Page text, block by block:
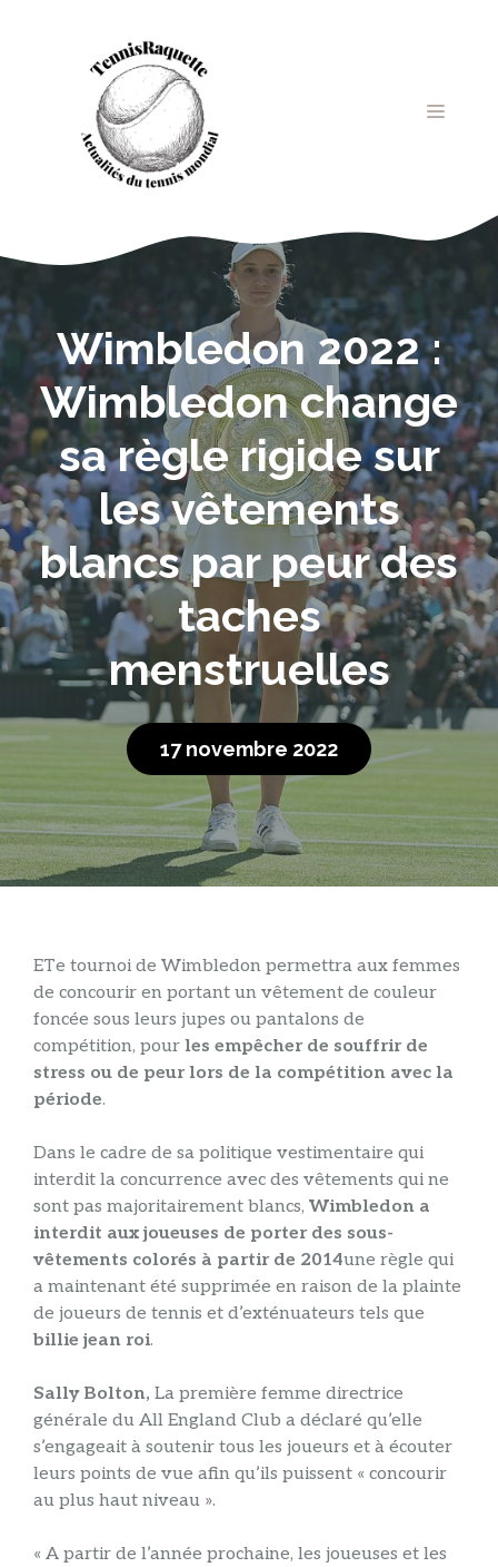
MENU
Wimbledon 2022 :
Wimbledon change
sa règle rigide sur
les vêtements
blancs par peur des
taches
menstruelles
17 novembre 2022
ETe tournoi de Wimbledon permettra aux femmes
de concourir en portant un vêtement de couleur
foncée sous leurs jupes ou pantalons de
compétition, pour les empêcher de souffrir de
stress ou de peur lors de la compétition avec la
période.
Dans le cadre de sa politique vestimentaire qui
interdit la concurrence avec des vêtements qui ne
sont pas majoritairement blancs, Wimbledon a
interdit aux joueuses de porter des sous-
vêtements colorés à partir de 2014une règle qui
a maintenant été supprimée en raison de la plainte
de joueurs de tennis et d’exténuateurs tels que
billie jean roi.
Sally Bolton, La première femme directrice
générale du All England Club a déclaré qu’elle
s’engageait à soutenir tous les joueurs et à écouter
leurs points de vue afin qu’ils puissent « concourir
au plus haut niveau ».
« A partir de l’année prochaine, les joueuses et les